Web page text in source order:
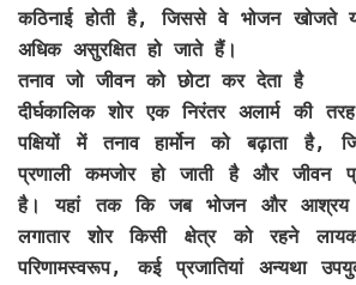
कठिनाई होती है, जिससे वे भोजन खोजते
अधिक असुरक्षित हो जाते हैं।
तनाव जो जीवन को छोटा कर देता है
दीर्घकालिक शोर एक निरंतर अलार्म की
पक्षियों में तनाव हार्मोन को बढ़ाता है,
प्रणाली कमजोर हो जाती है और जीवन
है। यहां तक कि जब भोजन और आश्रय
लगातार शोर किसी क्षेत्र को रहने
परिणामस्वरूप, कई प्रजातियां अन्यथा